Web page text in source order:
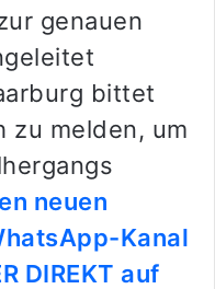
genauen
bittet
zu melden, um
neuen
Kanal
DIREKT auf